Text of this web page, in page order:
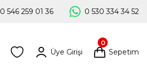
0 546 259 01 36 0 530 334 34 52
Üye Girişi Sepetim
0